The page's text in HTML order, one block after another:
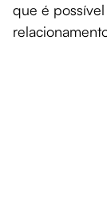
que é